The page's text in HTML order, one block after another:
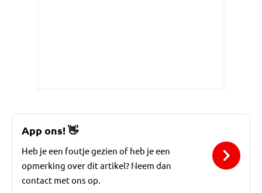
App ons!👋
Heb je een foutje gezien of heb je een
opmerking over dit artikel? Neem dan
contact met ons op.